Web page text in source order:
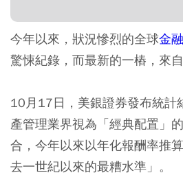
今年以來，狀況慘烈的全球金
驚悚紀錄，而最新的一樁，來
10月17日，美銀證券發布統計
產管理業界視為「經典配置」
合，今年以來以年化報酬率推
去一世紀以來的最糟水準」。